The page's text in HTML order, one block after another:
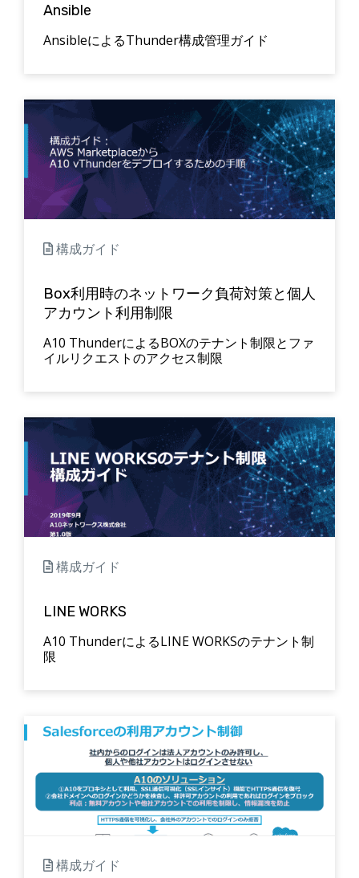
Ansible
AnsibleによるThunder構成管理ガイド
構成ガイド
Box利用時のネットワーク負荷対策と個人
アカウント利用制限
A10 ThunderによるBOXのテナント制限とファ
イルリクエストのアクセス制限
構成ガイド
LINE WORKS
A10 ThunderによるLINE WORKSのテナント制
限
構成ガイド